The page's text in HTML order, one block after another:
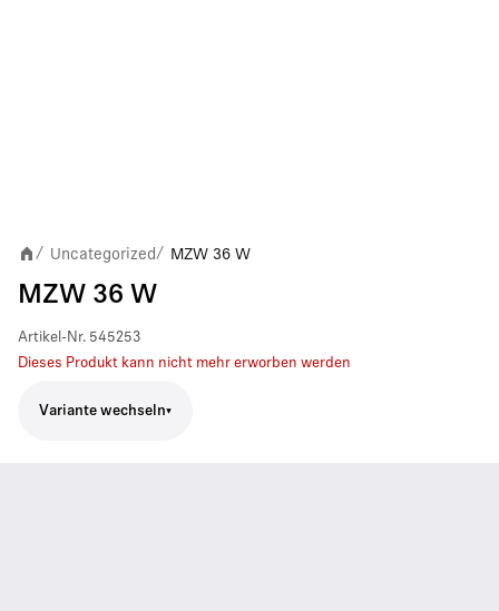
/ Uncategorized / MZW 36 W
MZW 36 W
Artikel-Nr. 545253
Dieses Produkt kann nicht mehr erworben werden
Variante wechseln